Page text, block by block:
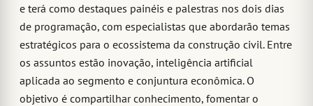
e terá como destaques painéis e palestras nos dois dias
de programação, com especialistas que abordarão temas
estratégicos para o ecossistema da construção civil. Entre
os assuntos estão inovação, inteligência artificial
aplicada ao segmento e conjuntura econômica. O
objetivo é compartilhar conhecimento, fomentar o